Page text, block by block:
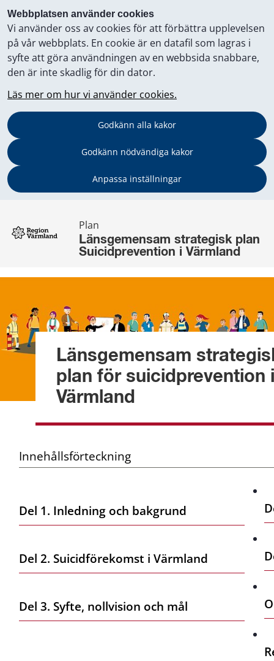
Webbplatsen använder cookies
Vi använder oss av cookies för att förbättra upplevelsen
på vår webbplats. En cookie är en datafil som lagras i
syfte att göra användningen av en webbsida snabbare,
den är inte skadlig för din dator.
Läs mer om hur vi använder cookies.
Godkänn alla kakor
Godkänn nödvändiga kakor
Anpassa inställningar
Plan
Länsgemensam strategisk plan
Suicidprevention i Värmland
Länsgemensam
plan för suicidprevention i
Värmland
Innehållsförteckning
Del 1. Inledning och bakgrund
Del 2. Suicidförekomst i Värmland
Del 3. Syfte, nollvision och mål